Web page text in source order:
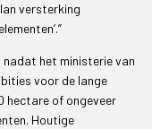
versterking
nadat het ministerie van
voor de lange
hectare of ongeveer
Houtige